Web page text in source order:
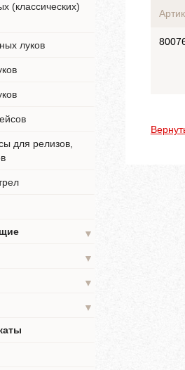
(классических)
луков
для релизов,
▼
▼
▼
▼